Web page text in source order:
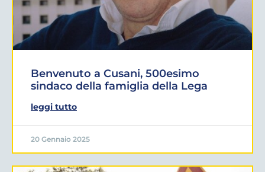
Benvenuto a Cusani, 500esimo
sindaco della famiglia della Lega
leggi tutto
20 Gennaio 2025